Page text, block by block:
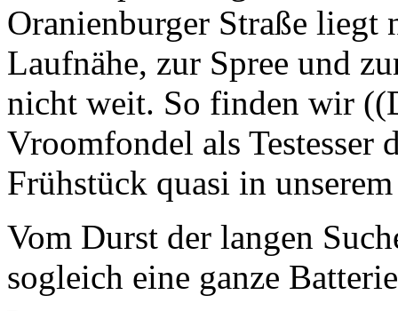
Oranienburger Straße liegt
Laufnähe, zur Spree und
nicht weit. So finden wir
Vroomfondel als Testesser
Frühstück quasi in
Vom Durst der langen
sogleich eine ganze